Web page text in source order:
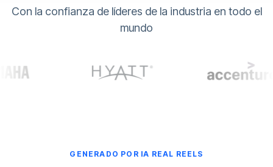
Con la confianza de líderes de la industria en todo el
mundo
GENERADO POR IA REAL REELS